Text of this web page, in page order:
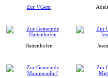
Zur VGem
Hattenhofen